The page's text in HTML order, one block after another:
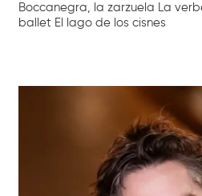
Boccanegra, la zarzuela La
ballet El lago de los cisnes